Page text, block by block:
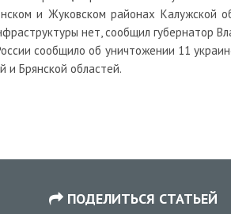
и Жуковском районах Калужской
нет, сообщил губернатор
сообщило об уничтожении 11
и Брянской областей.
ПОДЕЛИТЬСЯ СТАТЬЕЙ